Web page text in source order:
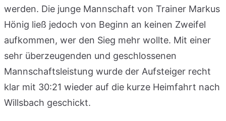
werden. Die junge Mannschaft von Trainer Markus
Hönig ließ jedoch von Beginn an keinen Zweifel
aufkommen, wer den Sieg mehr wollte. Mit einer
sehr überzeugenden und geschlossenen
Mannschaftsleistung wurde der Aufsteiger recht
klar mit 30:21 wieder auf die kurze Heimfahrt nach
Willsbach geschickt.